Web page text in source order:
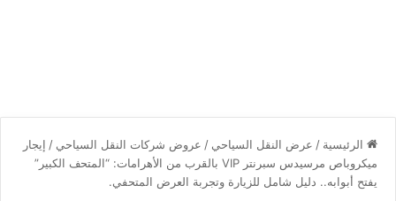
الرئيسية / عرض النقل السياحي / عروض شركات النقل السياحي / إيجار
ميكروباص مرسيدس سبرنتر VIP بالقرب من الأهرامات: “المتحف الكبير”
يفتح أبوابه.. دليل شامل للزيارة وتجربة العرض المتحفي.